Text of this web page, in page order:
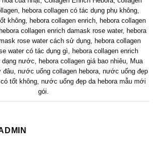
, hebora collagen có tác dụng phụ không,
không, hebora collagen enrich, hebora collagen
hebora collagen enrich damask rose water, hebora
rose water cách sử dụng, hebora collagen
water có tác dụng gì, hebora collagen enrich
dạng nước, hebora collagen giá bao nhiêu, Mua
đâu, nước uống collagen hebora, nước uống đẹp
tốt không, nước uống đẹp da hebora mẫu mới
gói.